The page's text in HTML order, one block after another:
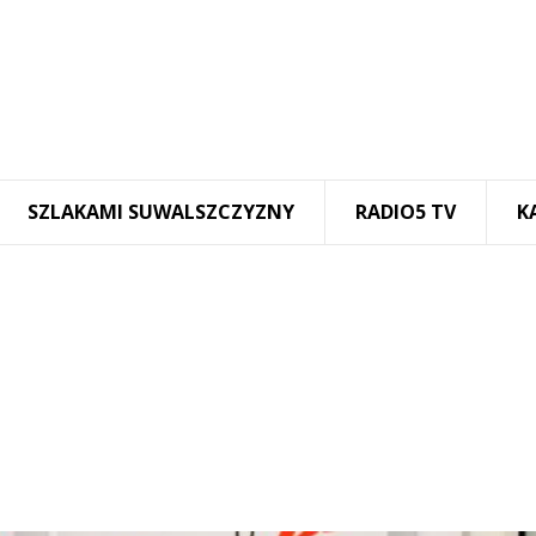
SZLAKAMI SUWALSZCZYZNY RADIO5 TV